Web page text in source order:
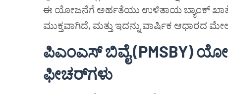
ಈ ಯೋಜನೆಗೆ ಅರ್ಹತೆಯು ಉಳಿತಾಯ ಬ್ಯಾಂಕ್
ಮುಕ್ತವಾಗಿದೆ, ಮತ್ತು ಇದನ್ನು ವಾರ್ಷಿಕ ಆಧಾರದ
ಪಿಎಂಎಸ್ ಬಿವೈ (PMSBY)
ಫೀಚರ್‌ಗಳು